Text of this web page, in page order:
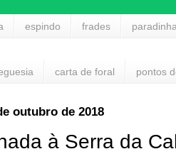
espindo frades
carta de foral pontos
outubro de 2018
à Serra da